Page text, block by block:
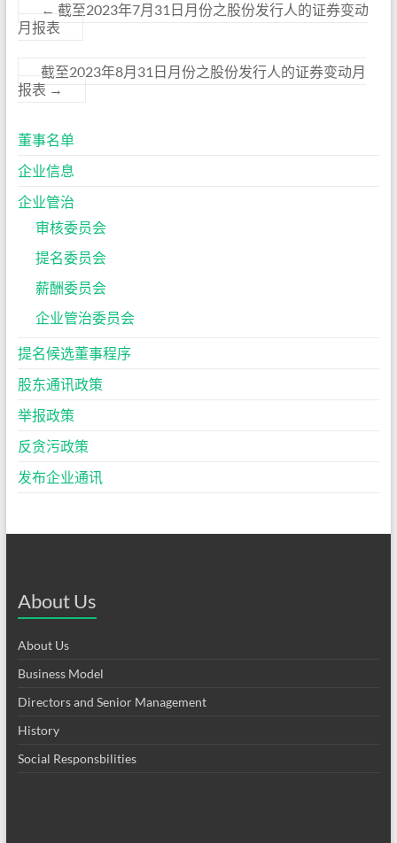
← 截至2023年7月31日月份之股份发行人的证券变动
月报表
截至2023年8月31日月份之股份发行人的证券变动月
报表 →
董事名单
企业信息
企业管治
审核委员会
提名委员会
薪酬委员会
企业管治委员会
提名候选董事程序
股东通讯政策
举报政策
反贪污政策
发布企业通讯
About Us
About Us
Business Model
Directors and Senior Management
History
Social Responsbilities